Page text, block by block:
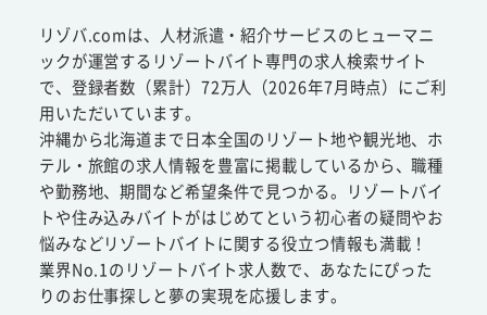
リゾバ.comは、人材派遣・紹介サービスのヒューマニ
ックが運営するリゾートバイト専門の求人検索サイト
で、登録者数（累計）72万人（2026年7月時点）にご利
用いただいています。
沖縄から北海道まで日本全国のリゾート地や観光地、ホ
テル・旅館の求人情報を豊富に掲載しているから、職種
や勤務地、期間など希望条件で見つかる。リゾートバイ
トや住み込みバイトがはじめてという初心者の疑問やお
悩みなどリゾートバイトに関する役立つ情報も満載！
業界No.1のリゾートバイト求人数で、あなたにぴった
りのお仕事探しと夢の実現を応援します。